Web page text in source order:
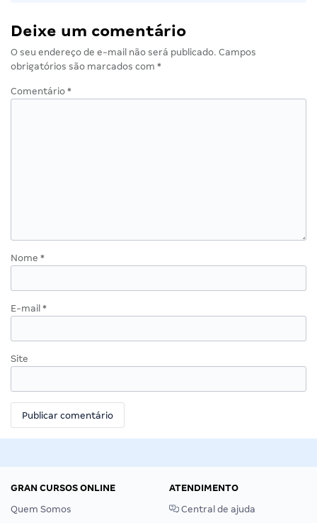
Deixe um comentário
O seu endereço de e-mail não será publicado. Campos
obrigatórios são marcados com *
Comentário *
Nome *
E-mail *
Site
GRAN CURSOS ONLINE
Quem Somos
ATENDIMENTO
Central de ajuda